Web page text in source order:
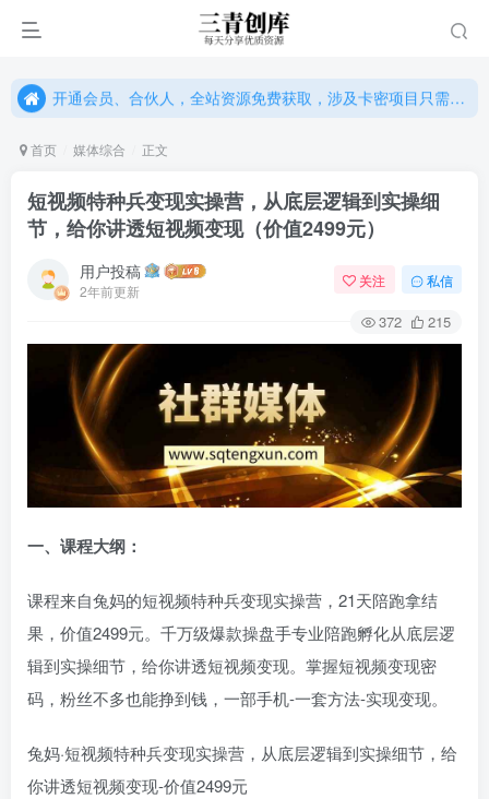
开通会员、合伙人，全站资源免费获取，涉及卡密项目只需单独购卡密（位置：网站右下悬浮按钮）
开通会员、合伙人，全站资源免费获取，涉及卡密项目只需单独购卡密（位置：网站右下悬浮按钮）
首页 媒体综合 正文
短视频特种兵变现实操营，从底层逻辑到实操细
节，给你讲透短视频变现（价值2499元）
用户投稿
2年前更新
关注 私信
372 215
一、课程大纲：
课程来自兔妈的短视频特种兵变现实操营，21天陪跑拿结
果，价值2499元。千万级爆款操盘手专业陪跑孵化从底层逻
辑到实操细节，给你讲透短视频变现。掌握短视频变现密
码，粉丝不多也能挣到钱，一部手机-一套方法-实现变现。
兔妈·短视频特种兵变现实操营，从底层逻辑到实操细节，给
你讲透短视频变现-价值2499元